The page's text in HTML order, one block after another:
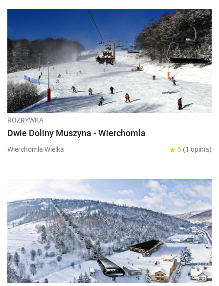
ROZRYWKA
Dwie Doliny Muszyna - Wierchomla
Wierchomla Wielka 5 (1 opinia)